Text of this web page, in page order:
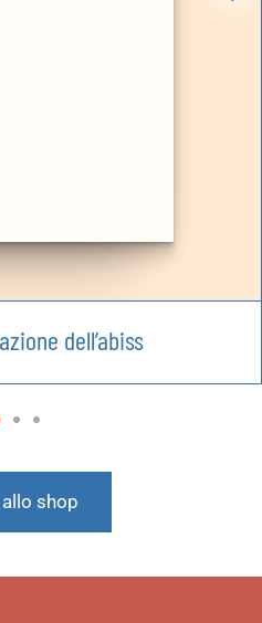
dell’abiss
shop